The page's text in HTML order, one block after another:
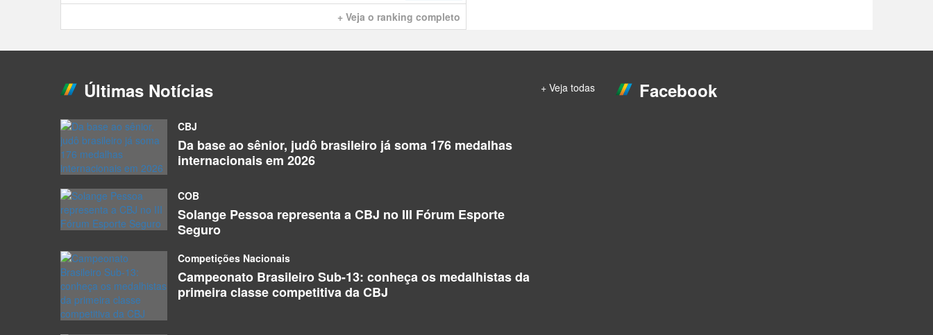
+ Veja o ranking completo
Últimas Notícias + Veja todas
CBJ
Da base ao sênior, judô brasileiro já soma 176 medalhas
internacionais em 2026
COB
Solange Pessoa representa a CBJ no III Fórum Esporte
Seguro
Competições Nacionais
Campeonato Brasileiro Sub-13: conheça os medalhistas da
primeira classe competitiva da CBJ
Facebook